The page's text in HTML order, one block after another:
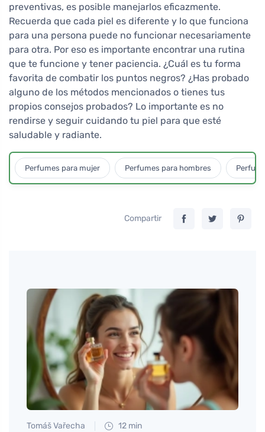
preventivas, es posible manejarlos eficazmente.
Recuerda que cada piel es diferente y lo que funciona
para una persona puede no funcionar necesariamente
para otra. Por eso es importante encontrar una rutina
que te funcione y tener paciencia. ¿Cuál es tu forma
favorita de combatir los puntos negros? ¿Has probado
alguno de los métodos mencionados o tienes tus
propios consejos probados? Lo importante es no
rendirse y seguir cuidando tu piel para que esté
saludable y radiante.
Perfumes para mujer Perfumes para hombres
Compartir
Tomáš Vařecha 12 min